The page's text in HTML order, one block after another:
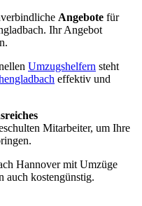
Angebote für
Ihr Angebot
Umzugshelfern steht
effektiv und
Mitarbeiter, um Ihre
Hannover mit Umzüge
auch kostengünstig.